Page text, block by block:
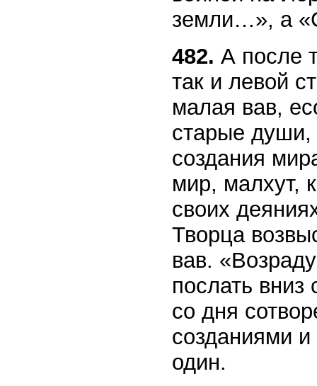
земли…», а
482. А после
так и левой
малая вав,
старые души,
создания
мир, малхут,
своих
Творца
вав.
послать
со дня
созданиями
один.